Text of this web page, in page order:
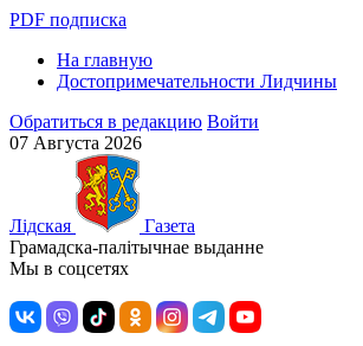
PDF подписка
На главную
Достопримечательности Лидчины
Обратиться в редакцию Войти
07 Августа 2026
Лiдская
Газета
Грамадска-палiтычнае выданне
Мы в соцсетях